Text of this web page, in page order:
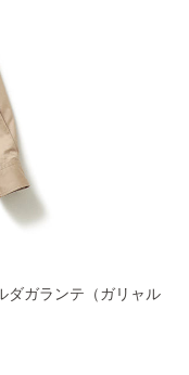
ダガランテ（ガリャル